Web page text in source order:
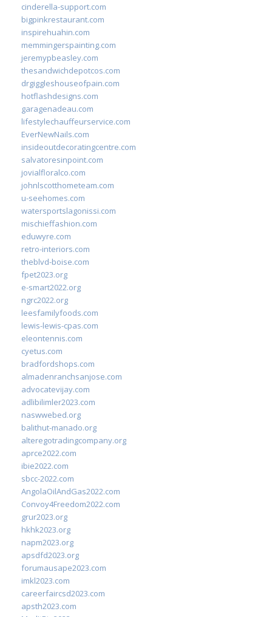
cinderella-support.com
bigpinkrestaurant.com
inspirehuahin.com
memmingerspainting.com
jeremypbeasley.com
thesandwichdepotcos.com
drgiggleshouseofpain.com
hotflashdesigns.com
garagenadeau.com
lifestylechauffeurservice.com
EverNewNails.com
insideoutdecoratingcentre.com
salvatoresinpoint.com
jovialfloralco.com
johnlscotthometeam.com
u-seehomes.com
watersportslagonissi.com
mischieffashion.com
eduwyre.com
retro-interiors.com
theblvd-boise.com
fpet2023.org
e-smart2022.org
ngrc2022.org
leesfamilyfoods.com
lewis-lewis-cpas.com
eleontennis.com
cyetus.com
bradfordshops.com
almadenranchsanjose.com
advocatevijay.com
adlibilimler2023.com
naswwebed.org
balithut-manado.org
alteregotradingcompany.org
aprce2022.com
ibie2022.com
sbcc-2022.com
AngolaOilAndGas2022.com
Convoy4Freedom2022.com
grur2023.org
hkhk2023.org
napm2023.org
apsdfd2023.org
forumausape2023.com
imkl2023.com
careerfaircsd2023.com
apsth2023.com